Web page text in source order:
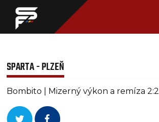
SPARTA - PLZEŇ
Bombito | Mizerný výkon a remíza 2:2